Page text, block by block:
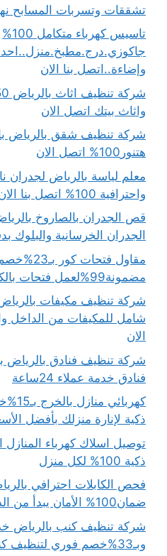
تشققات وتسربات المسابح
تاسيس كهرباء متكامل 100%
وإضاءة..اتصل بنا الان
واثاث بيتك اتصل الان
هتنور100% اتصل الان
معلم لياسة بالرياض لجدران
واحترافية 100% اتصل بنا الان
قص الجدران بالصاروخ
الجدران الخرسانية والبلوك
مقاول
مضمونة99%لعمل فتحات بالكور اتصل بنا الان
الان
فنادق خدمة عملاء 24ساعة
ذكية لإنارة منزلك بأفضل
توصيل اسلاك كهرباء المنازل
ذكية 100% لكل منزل
فحص الكابلات احترافي
ضمان100% الأمان يبدأ من الداخل
وبـ33%خصم فوري لتنظيف كنبات احجز الآن